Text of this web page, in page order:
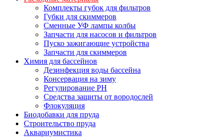
Комплекты губок для фильтров
Губки для скиммеров
Сменные УФ лампы колбы
Запчасти для насосов и фильтров
Пуско зажигающие устройства
Запчасти для скиммеров
Химия для бассейнов
Дезинфекция воды бассейна
Консервация на зиму
Регулирование PH
Средства защиты от вородослей
Флокуляция
Биодобавки для пруда
Строительство пруда
Аквариумистика